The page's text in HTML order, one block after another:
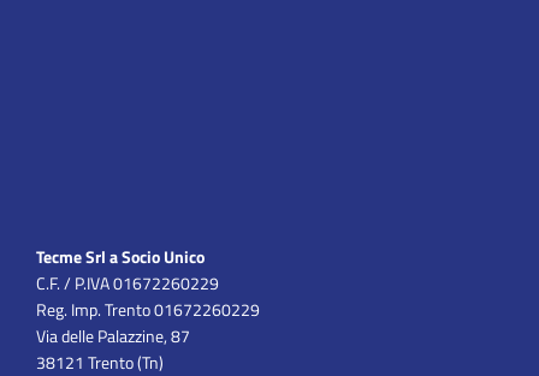
Tecme Srl a Socio Unico
C.F. / P.IVA 01672260229
Reg. Imp. Trento 01672260229
Via delle Palazzine, 87
38121 Trento (Tn)